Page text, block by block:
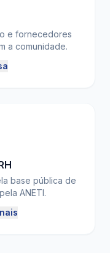
e fornecedores
a comunidade.
base pública de
ANETI.